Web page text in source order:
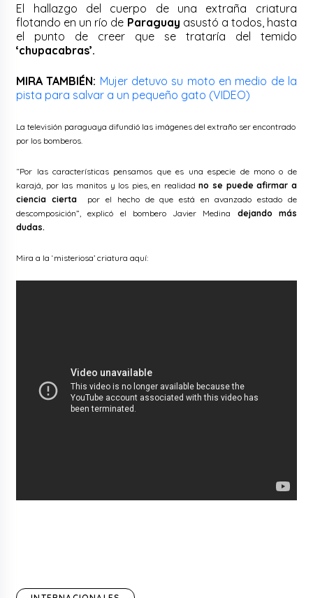
El hallazgo del cuerpo de una extraña criatura
flotando en un río de Paraguay asustó a todos, hasta
el punto de creer que se trataría del temido
‘chupacabras’.
MIRA TAMBIÉN: Mujer detuvo su moto en medio de la
pista para salvar a un pequeño gato (VIDEO)
La televisión paraguaya difundió las imágenes del extraño ser encontrado
por los bomberos.
“Por las características pensamos que es una especie de mono o de
karajá, por las manitos y los pies, en realidadno se puede afirmar a
ciencia ciertapor el hecho de que está en avanzado estado de
descomposición”, explicó el bombero Javier Medina dejando más
dudas.
Mira a la ‘misteriosa’ criatura aquí: